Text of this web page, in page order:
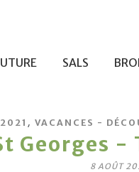
SALS
, VACANCES -
Georges
8 AOÛT